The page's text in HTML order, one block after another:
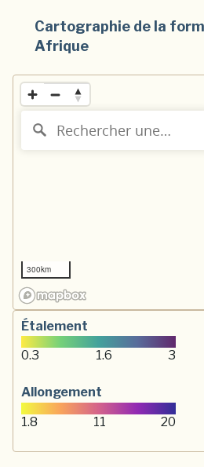
Cartographie de la
Afrique